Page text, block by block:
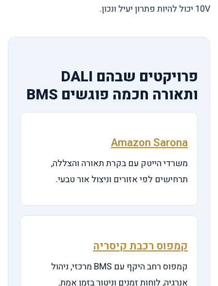
10V יכול להיות פתרון יעיל ונכון.
פרויקטים שבהם DALI
ותאורה חכמה פוגשים BMS
Amazon Sarona
משרדי הייטק עם בקרת תאורה והצללה,
תרחישים לפי אזורים וניצול אור טבעי.
קמפוס רכבת קיסריה
קמפוס רחב היקף עם BMS מרכזי, ניהול
אנרגיה, לוחות זמנים וניטור בזמן אמת.